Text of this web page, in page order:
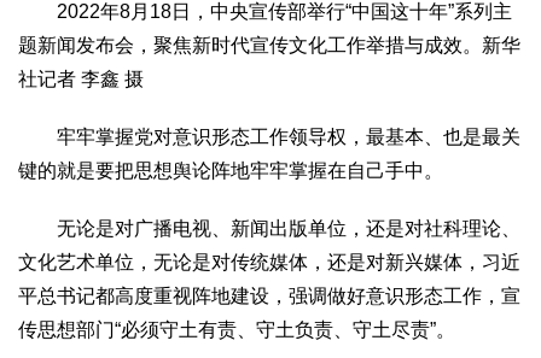
2022年8月18日，中央宣传部举行“中国这十年”系列主
题新闻发布会，聚焦新时代宣传文化工作举措与成效。新华
社记者 李鑫 摄
牢牢掌握党对意识形态工作领导权，最基本、也是最关
键的就是要把思想舆论阵地牢牢掌握在自己手中。
无论是对广播电视、新闻出版单位，还是对社科理论、
文化艺术单位，无论是对传统媒体，还是对新兴媒体，习近
平总书记都高度重视阵地建设，强调做好意识形态工作，宣
传思想部门“必须守土有责、守土负责、守土尽责”。